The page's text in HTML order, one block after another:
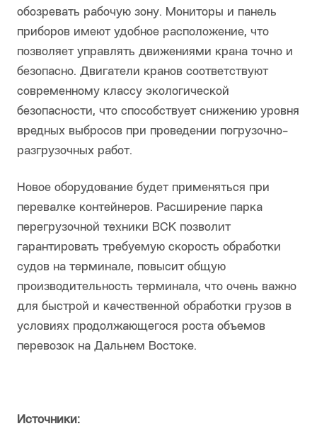
обозревать рабочую зону. Мониторы и панель
приборов имеют удобное расположение, что
позволяет управлять движениями крана точно и
безопасно. Двигатели кранов соответствуют
современному классу экологической
безопасности, что способствует снижению уровня
вредных выбросов при проведении погрузочно-
разгрузочных работ.
Новое оборудование будет применяться при
перевалке контейнеров. Расширение парка
перегрузочной техники ВСК позволит
гарантировать требуемую скорость обработки
судов на терминале, повысит общую
производительность терминала, что очень важно
для быстрой и качественной обработки грузов в
условиях продолжающегося роста объемов
перевозок на Дальнем Востоке.
Источники: